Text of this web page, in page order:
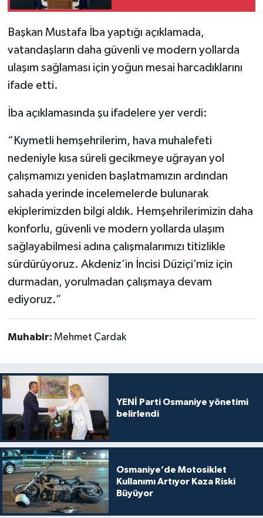
Başkan Mustafa İba yaptığı açıklamada,
vatandaşların daha güvenli ve modern yollarda
ulaşım sağlaması için yoğun mesai harcadıklarını
ifade etti.
İba açıklamasında şu ifadelere yer verdi:
“Kıymetli hemşehrilerim, hava muhalefeti
nedeniyle kısa süreli gecikmeye uğrayan yol
çalışmamızı yeniden başlatmamızın ardından
sahada yerinde incelemelerde bulunarak
ekiplerimizden bilgi aldık. Hemşehrilerimizin daha
konforlu, güvenli ve modern yollarda ulaşım
sağlayabilmesi adına çalışmalarımızı titizlikle
sürdürüyoruz. Akdeniz’in İncisi Düziçi’miz için
durmadan, yorulmadan çalışmaya devam
ediyoruz.”
Muhabir: Mehmet Çardak
YENİ Parti Osmaniye yönetimi
belirlendi
Osmaniye’de Motosiklet
Kullanımı Artıyor Kaza Riski
Büyüyor